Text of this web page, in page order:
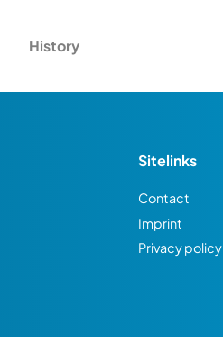
History
Sitelinks
Contact
Imprint
Privacy policy